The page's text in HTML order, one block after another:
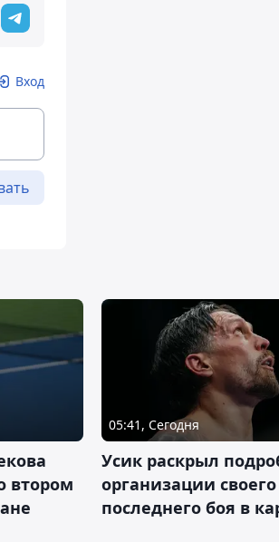
Вход
втором
05:41, Сегодня
Усик раскрыл
организации своего
последнего боя в